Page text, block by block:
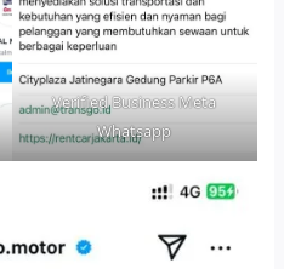
Verified Business Meta
Whatsapp